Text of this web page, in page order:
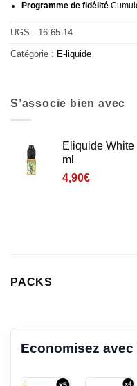
Programme de fidélité
UGS : 16.65-14
Catégorie : E-liquide
S’associe bien avec
Eliquide
ml
4,90€
PACKS
Economisez